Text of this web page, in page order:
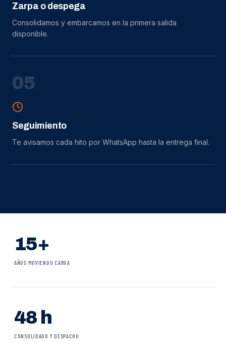
Zarpa o despega
Consolidamos y embarcamos en la primera salida
disponible.
05
Seguimiento
Te avisamos cada hito por WhatsApp hasta la entrega final.
15+
AÑOS MOVIENDO CARGA
48 h
CONSOLIDADO Y DESPACHO